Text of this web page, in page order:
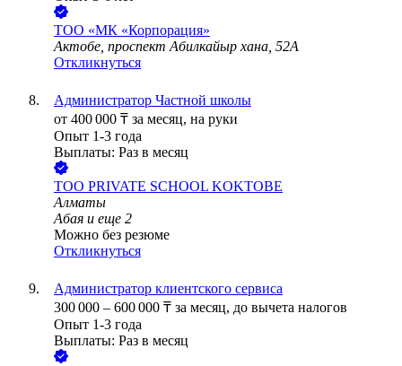
ТОО «МК «Корпорация»
Актобе, проспект Абилкайыр хана, 52А
Откликнуться
Администратор Частной школы
от 400 000 ₸ за месяц, на руки
Опыт 1-3 года
Выплаты: Раз в месяц
ТОО PRIVATE SCHOOL KOKTOBE
Алматы
Абая и еще 2
Можно без резюме
Откликнуться
Администратор клиентского сервиса
300 000 – 600 000 ₸ за месяц, до вычета налогов
Опыт 1-3 года
Выплаты: Раз в месяц